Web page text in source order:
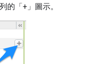
的「+」圖示。